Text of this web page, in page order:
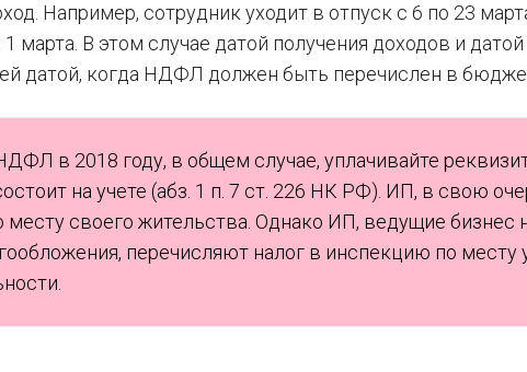
Например, сотрудник уходит в отпуск с 6 по 23
марта. В этом случае датой получения доходов и
датой, когда НДФЛ должен быть перечислен в
в 2018 году, в общем случае, уплачивайте
на учете (абз. 1 п. 7 ст. 226 НК РФ). ИП, в свою
своего жительства. Однако ИП, ведущие бизнес
перечисляют налог в инспекцию по месту